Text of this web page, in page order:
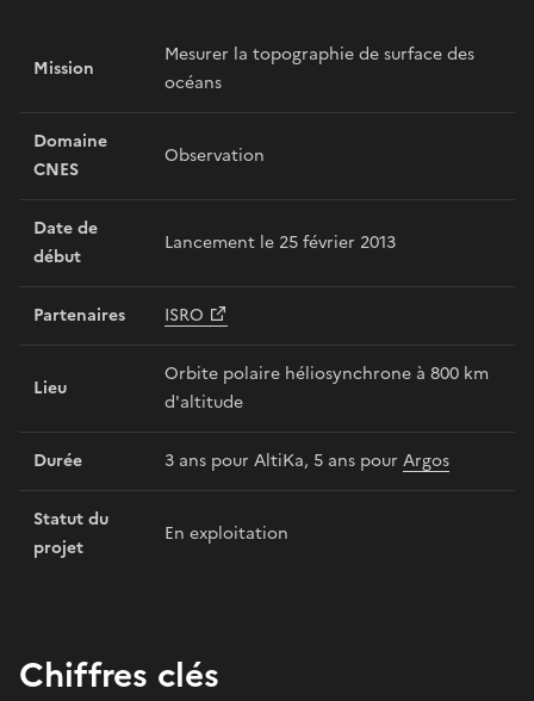
Mission
Mesurer la topographie de surface des
océans
Domaine
CNES
Observation
Date de
début
Lancement le 25 février 2013
Partenaires ISRO
Lieu
Orbite polaire héliosynchrone à 800 km
d'altitude
Durée 3 ans pour AltiKa, 5 ans pour Argos
Statut du
projet
En exploitation
Chiffres clés